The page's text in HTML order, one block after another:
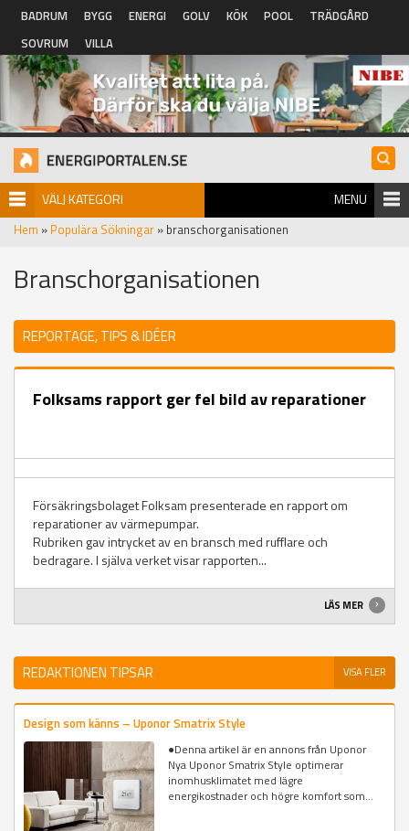
Hoppa till huvudinnehåll
BADRUM BYGG ENERGI GOLV KÖK POOL
TRÄDGÅRD
SOVRUM
VILLA
VÄLJ KATEGORI MENU
Hem » Populära Sökningar » branschorganisationen
Branschorganisationen
REPORTAGE, TIPS & IDÉER
Folksams rapport ger fel bild av reparationer
Försäkringsbolaget Folksam presenterade en rapport om
reparationer av värmepumpar.
Rubriken gav intrycket av en bransch med rufflare och
bedragare. I själva verket visar rapporten...
LÄS MER
REDAKTIONEN TIPSAR VISA FLER
Design som känns – Uponor Smatrix Style
●Denna artikel är en annons från Uponor
Nya Uponor Smatrix Style optimerar
inomhusklimatet med lägre
energikostnader och högre komfort som...